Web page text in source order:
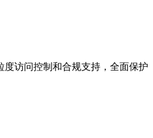
度访问控制和合规支持，全面保护